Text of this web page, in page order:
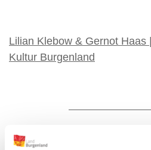
Lilian Klebow & Gernot Haas
Kultur Burgenland
06. NOVEMBER 2026 19:30